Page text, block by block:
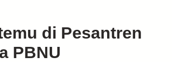
di Pesantren
PBNU